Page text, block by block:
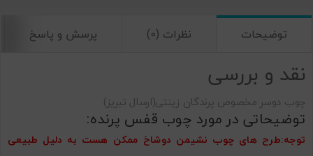
توضیحات نظرات (0) پرسش و پاسخ
نقد و بررسی
چوب دوسر مخصوص پرندگان زینتی(ارسال تبریز)
توضیحاتی در مورد چوب قفس پرنده:
توجه:طرح های چوب نشیمن دوشاخ ممکن هست به دلیل طبیعی